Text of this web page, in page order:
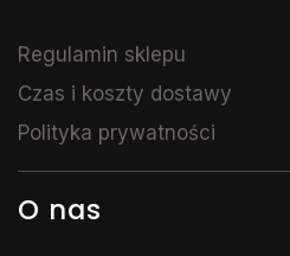
Regulamin sklepu
Czas i koszty dostawy
Polityka prywatności
O nas